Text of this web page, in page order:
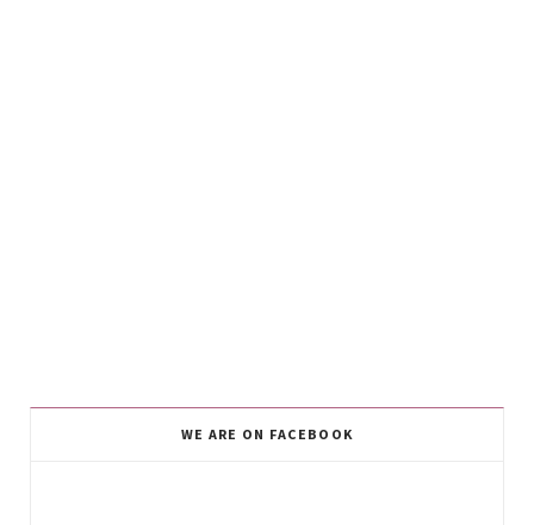
WE ARE ON FACEBOOK